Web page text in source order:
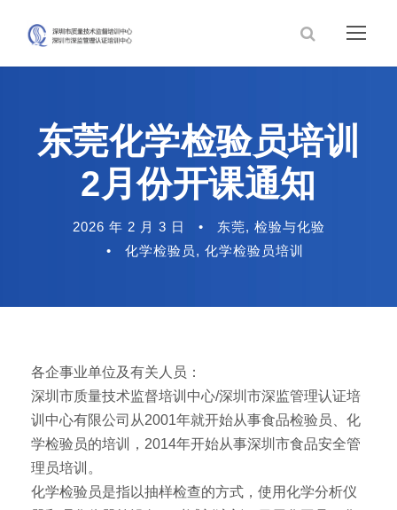
东莞化学检验员培训
2月份开课通知
2026 年 2 月 3 日 • 东莞, 检验与化验
•
化学检验员, 化学检验员培训
各企事业单位及有关人员：
深圳市质量技术监督培训中心/深圳市深监管理认证培
训中心有限公司从2001年就开始从事食品检验员、化
学检验员的培训，2014年开始从事深圳市食品安全管
理员培训。
化学检验员是指以抽样检查的方式，使用化学分析仪